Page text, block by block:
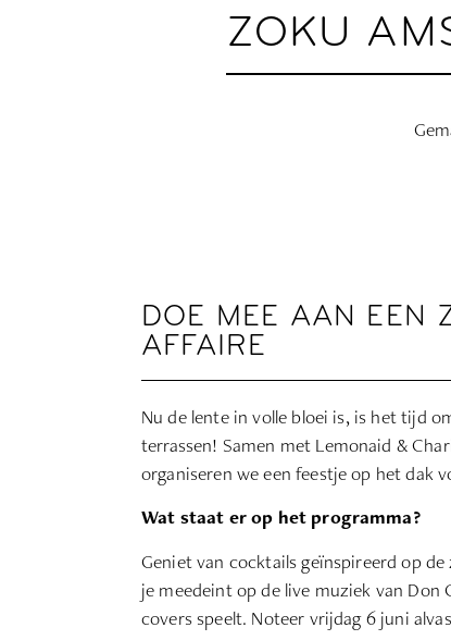
ZOKU
DOE MEE AAN EEN
AFFAIRE
Nu de lente in volle bloei is, is het tijd
terrassen! Samen met Lemonaid &
organiseren we een feestje op het dak
Wat staat er op het programma?
Geniet van cocktails geïnspireerd op
je meedeint op de live muziek van
covers speelt. Noteer vrijdag 6 juni